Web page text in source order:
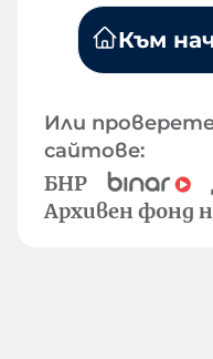
Към
Или
сайтове:
БНР
Архивен фонд